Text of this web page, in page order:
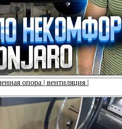
опора | вентиляция |